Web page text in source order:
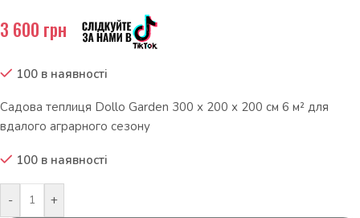
3 600 грн
100 в наявності
Садова теплиця Dollo Garden 300 х 200 х 200 см 6 м² для
вдалого аграрного сезону
100 в наявності
- +